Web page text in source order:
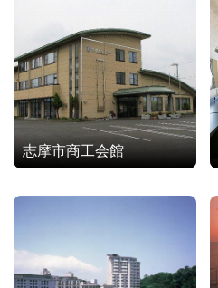
志摩市商工会館